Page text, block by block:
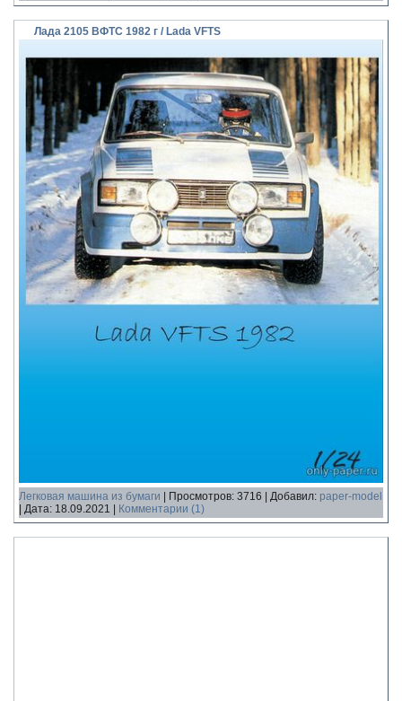
Лада 2105 ВФТС 1982 г / Lada VFTS
Легковая машина из бумаги Просмотров: 3716 Добавил: paper-model
Дата: 18.09.2021 Комментарии (1)